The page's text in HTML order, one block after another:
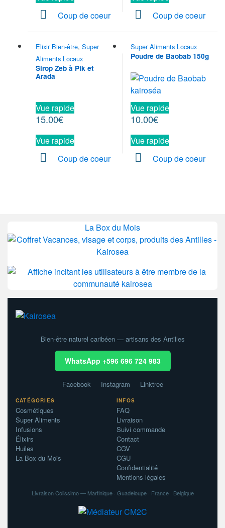
Coup de coeur
Coup de coeur
Elixir Bien-être, Super
Aliments Locaux
Sirop Zeb à Pik et
Arada
Vue rapide
15.00€
Vue rapide
Coup de coeur
Super Aliments Locaux
Poudre de Baobab 150g
Vue rapide
10.00€
Vue rapide
Coup de coeur
La Box du Mois
Bien-être naturel caribéen — artisans des Antilles
WhatsApp +596 696 724 983
Facebook Instagram Linktree
CATÉGORIES
Cosmétiques
Super Aliments
Infusions
Élixirs
Huiles
La Box du Mois
INFOS
FAQ
Livraison
Suivi commande
Contact
CGV
CGU
Confidentialité
Mentions légales
Livraison Colissimo — Martinique · Guadeloupe · France · Belgique